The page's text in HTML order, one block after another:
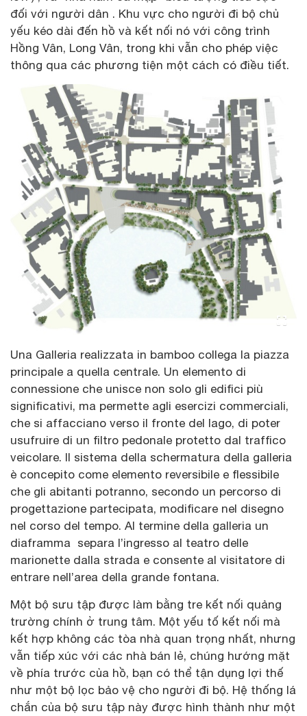
đối với người dân . Khu vực cho người đi bộ chủ
yếu kéo dài đến hồ và kết nối nó với công trình
Hồng Vân, Long Vân, trong khi vẫn cho phép việc
thông qua các phương tiện một cách có điều tiết.
Una Galleria realizzata in bamboo collega la piazza
principale a quella centrale. Un elemento di
connessione che unisce non solo gli edifici più
significativi, ma permette agli esercizi commerciali,
che si affacciano verso il fronte del lago, di poter
usufruire di un filtro pedonale protetto dal traffico
veicolare. Il sistema della schermatura della galleria
è concepito come elemento reversibile e flessibile
che gli abitanti potranno, secondo un percorso di
progettazione partecipata, modificare nel disegno
nel corso del tempo. Al termine della galleria un
diaframma separa l’ingresso al teatro delle
marionette dalla strada e consente al visitatore di
entrare nell’area della grande fontana.
Một bộ sưu tập được làm bằng tre kết nối quảng
trường chính ở trung tâm. Một yếu tố kết nối mà
kết hợp không các tòa nhà quan trọng nhất, nhưng
vẫn tiếp xúc với các nhà bán lẻ, chúng hướng mặt
về phía trước của hồ, bạn có thể tận dụng lợi thế
như một bộ lọc bảo vệ cho người đi bộ. Hệ thống lá
chắn của bộ sưu tập này được hình thành như một